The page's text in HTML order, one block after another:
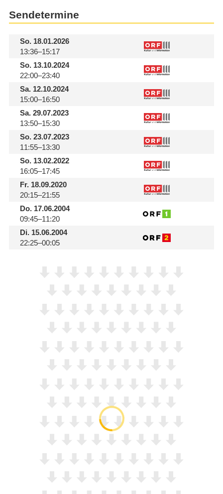
Sendetermine
So.18.01.2026
13:36–15:17
So.13.10.2024
22:00–23:40
Sa.12.10.2024
15:00–16:50
Sa.29.07.2023
13:50–15:30
So.23.07.2023
11:55–13:30
So.13.02.2022
16:05–17:45
Fr.18.09.2020
20:15–21:55
Do.17.06.2004
09:45–11:20
Di.15.06.2004
22:25–00:05